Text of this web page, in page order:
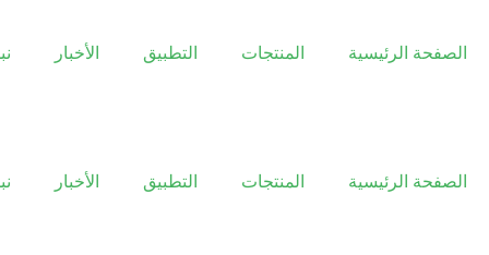
الصفحة الرئيسية المنتجات التطبيق الأخبار
الصفحة الرئيسية المنتجات التطبيق الأخبار